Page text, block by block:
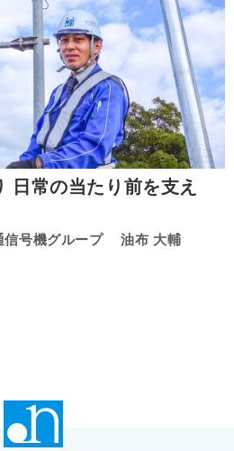
日常の当たり前を支え
号機グループ 油布 大輔